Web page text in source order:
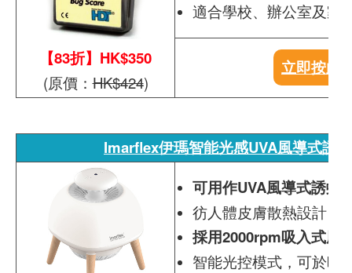
【83折】HK$350
(原價：HK$424)
適合學校、辦公室及家
立即按此
Imarflex伊瑪智能光感UVA風導式誘
可用作UVA風導式誘蚊
彷人體皮膚散熱設計，
採用2000rpm吸入式風
智能光控模式，可於晚